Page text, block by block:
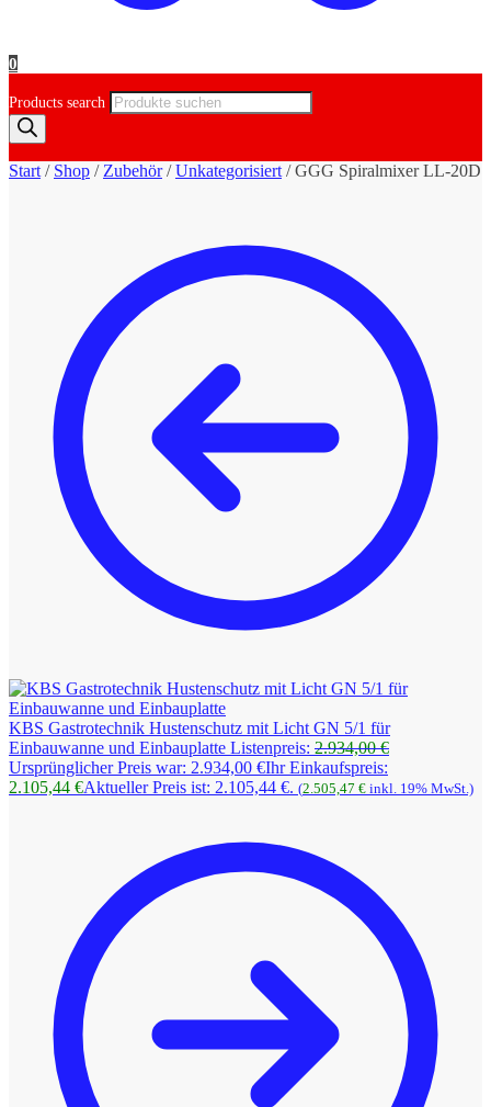
0
Products search
Start / Shop / Zubehör/Unkategorisiert /GGG Spiralmixer LL-20D
KBS Gastrotechnik Hustenschutz mit Licht GN 5/1 für
Einbauwanne und Einbauplatte Listenpreis: 2.934,00€
Ursprünglicher Preis war: 2.934,00 €Ihr Einkaufspreis:
2.105,44 €Aktueller Preis ist: 2.105,44 €. (2.505,47 € inkl. 19% MwSt.)